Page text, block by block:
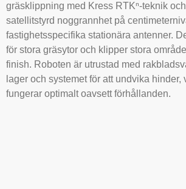
gräsklippning med Kress RTKⁿ-teknik
satellitstyrd noggrannhet på
fastighetsspecifika stationära antenner.
för stora gräsytor och klipper stora
finish. Roboten är utrustad med
lager och systemet för att undvika hinder,
fungerar optimalt oavsett förhållanden.